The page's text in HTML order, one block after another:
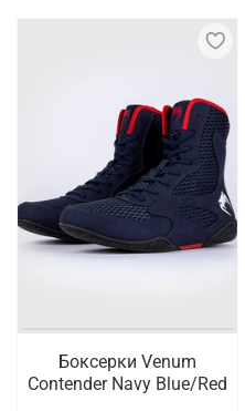
Боксерки Venum
Contender Navy Blue/Red